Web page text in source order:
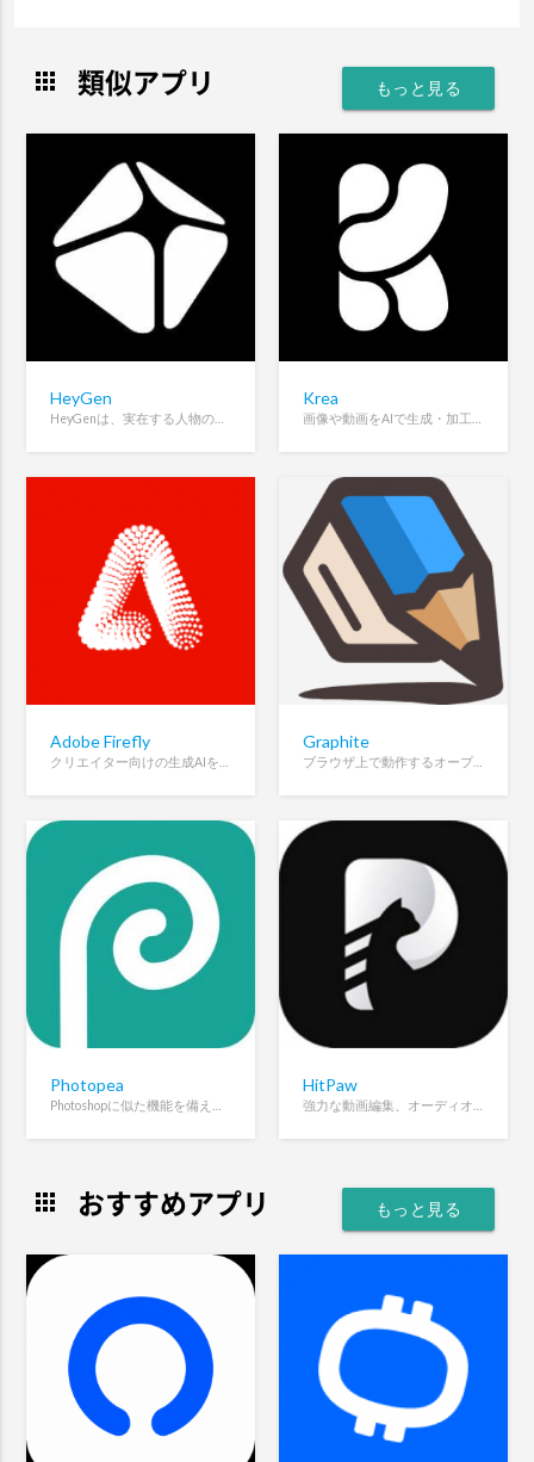
もっと見る
apps 類似アプリ
HeyGen Krea
Adobe Firefly Graphite
Photopea HitPaw
もっと見る
apps おすすめアプリ